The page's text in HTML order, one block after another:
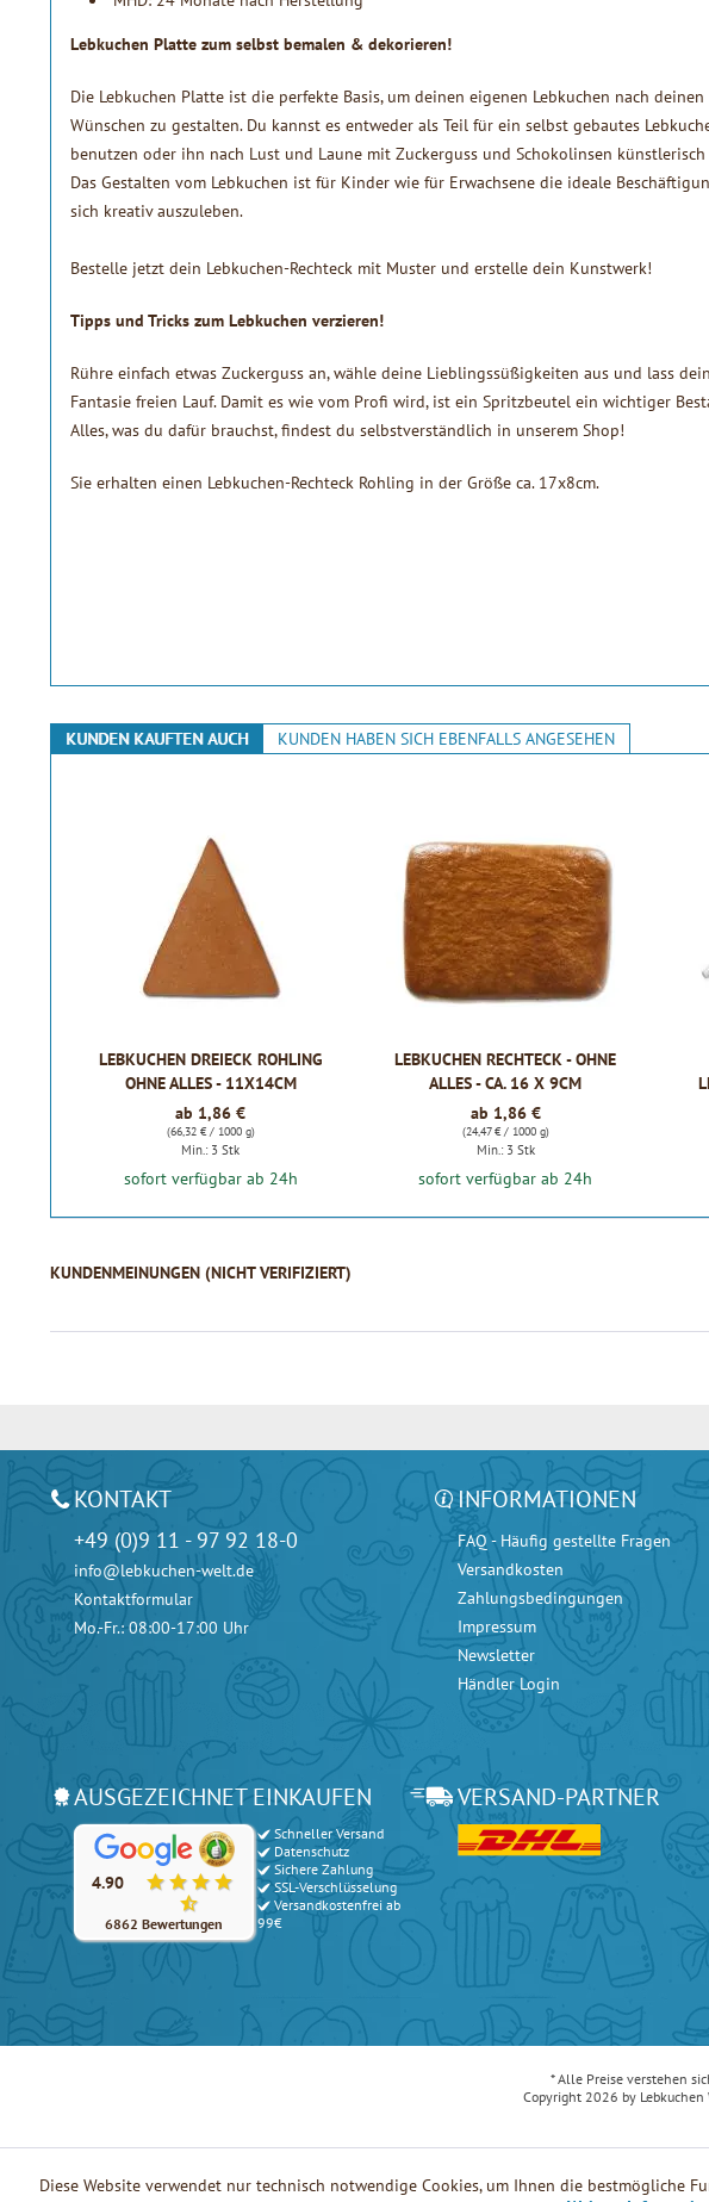
Lebkuchen Platte zum selbst bemalen & dekorieren!
Die Lebkuchen Platte ist die perfekte Basis, um deinen eigenen Lebkuchen nach deinen
Wünschen zu gestalten. Du kannst es entweder als Teil für ein selbst gebautes
benutzen oder ihn nach Lust und Laune mit Zuckerguss und Schokolinsen künstlerisch
Das Gestalten vom Lebkuchen ist für Kinder wie für Erwachsene die ideale
sich kreativ auszuleben.
Bestelle jetzt dein Lebkuchen-Rechteck mit Muster und erstelle dein Kunstwerk!
Tipps und Tricks zum Lebkuchen verzieren!
Rühre einfach etwas Zuckerguss an, wähle deine Lieblingssüßigkeiten aus und lass
Fantasie freien Lauf. Damit es wie vom Profi wird, ist ein Spritzbeutel ein wichtiger
Alles, was du dafür brauchst, findest du selbstverständlich in unserem Shop!
Sie erhalten einen Lebkuchen-Rechteck Rohling in der Größe ca. 17x8cm.
KUNDEN KAUFTEN AUCH KUNDEN HABEN SICH EBENFALLS ANGESEHEN
LEBKUCHEN DREIECK ROHLING
OHNE ALLES - 11X14CM
ab 1,86 €
(66,32 € / 1000 g)
Min.: 3 Stk
sofort verfügbar ab 24h
LEBKUCHEN RECHTECK - OHNE
ALLES - CA. 16 X 9CM
ab 1,86 €
(24,47 € / 1000 g)
Min.: 3 Stk
sofort verfügbar ab 24h
KUNDENMEINUNGEN (NICHT VERIFIZIERT)
KONTAKT
+49 (0)9 11 - 97 92 18-0
info@lebkuchen-welt.de
Kontaktformular
Mo.-Fr.: 08:00-17:00 Uhr
INFORMATIONEN
FAQ - Häufig gestellte Fragen
Versandkosten
Zahlungsbedingungen
Impressum
Newsletter
Händler Login
AUSGEZEICHNET EINKAUFEN
Unsere Kunden bewerten unsere Produkte und unseren Service beiGoogle mit
4.90
6862 Bewertungen
Schneller Versand
Datenschutz
Sichere Zahlung
SSL-Verschlüsselung
Versandkostenfrei ab
99€
VERSAND-PARTNER
* Alle Preise verstehen
Copyright 2026 by Lebkuchen
Diese Website verwendet nur technisch notwendige Cookies, um Ihnen die bestmögliche